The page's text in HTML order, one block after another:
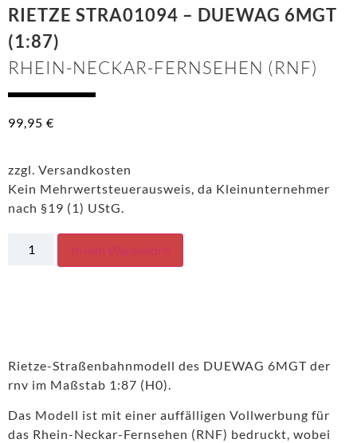
RIETZE STRA01094 – DUEWAG 6MGT
(1:87)
RHEIN-NECKAR-FERNSEHEN (RNF)
99,95 €
zzgl. Versandkosten
Kein Mehrwertsteuerausweis, da Kleinunternehmer
nach §19 (1) UStG.
In den Warenkorb
Rietze-Straßenbahnmodell des DUEWAG 6MGT der
rnv im Maßstab 1:87 (H0).
Das Modell ist mit einer auffälligen Vollwerbung für
das Rhein-Neckar-Fernsehen (RNF) bedruckt, wobei